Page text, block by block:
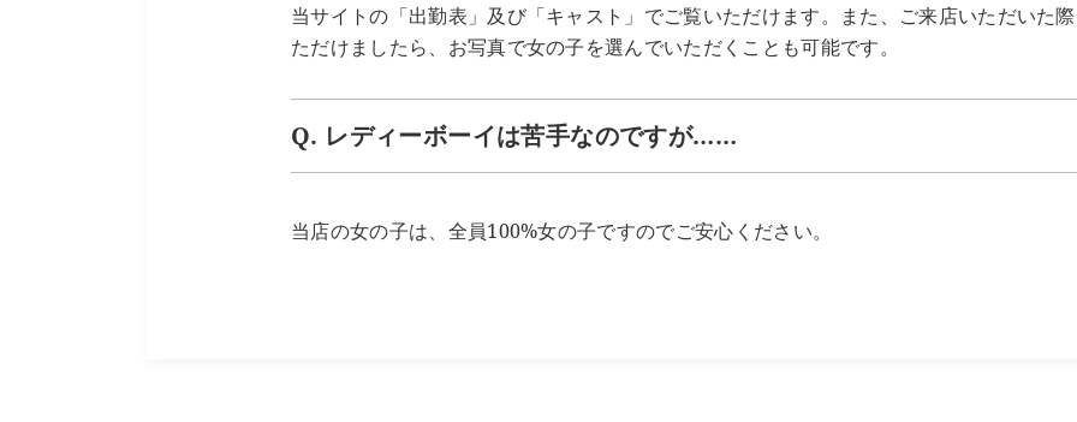
当サイトの「出勤表」及び「キャスト」でご覧いただけます。また、ご来店いただいた
ただけましたら、お写真で女の子を選んでいただくことも可能です。
Q. レディーボーイは苦手なのですが……
当店の女の子は、全員100%女の子ですのでご安心ください。